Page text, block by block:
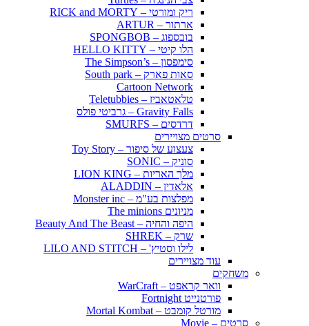
ריק ומורטי – RICK and MORTY
ארתור – ARTUR
בובספוג – SPONGBOB
הלו קיטי – HELLO KITTY
סימפסון – The Simpson’s
סאות פארק – South park
Cartoon Network
טלאטאביז – Teletubbies
Gravity Falls – גרביטי פולס
דרדסים – SMURFS
סרטים מצויירים
צעצוע של סיפור – Toy Story
סוניק – SONIC
מלך האריות – LION KING
אלאדין – ALADDIN
מפלצות בע"מ – Monster inc
מניונים The minions
היפה והחיה – Beauty And The Beast
שרק – SHREK
לילו וסטיץ' – LILO AND STITCH
עוד מצויירים
משחקים
וואר קראפט – WarCraft
פורטנייט Fortnight
מורטל קומבט – Mortal Kombat
סרטים – Movie